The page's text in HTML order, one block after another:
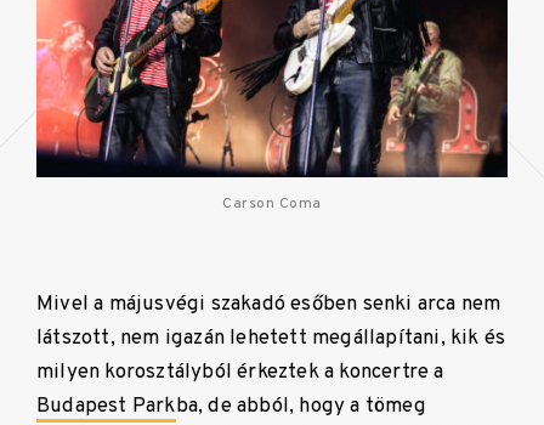
Carson Coma
Mivel a májusvégi szakadó esőben senki arca nem
látszott, nem igazán lehetett megállapítani, kik és
milyen korosztályból érkeztek a koncertre a
Budapest Parkba, de abból, hogy a tömeg